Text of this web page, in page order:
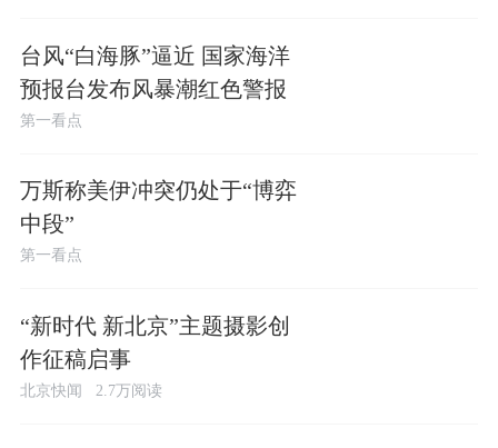
台风“白海豚”逼近 国家海洋
预报台发布风暴潮红色警报
第一看点
万斯称美伊冲突仍处于“博弈
中段”
第一看点
“新时代 新北京”主题摄影创
作征稿启事
北京快闻 2.7万阅读